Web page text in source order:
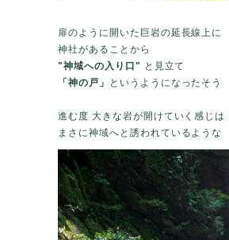
扉のように開いた巨岩の延長線上に
神社があることから
"神域への入り口" と見立て
「神の戸」
というようになったそう
進む度 大きな岩が開けていく感じは
まさに神域へと誘われているような